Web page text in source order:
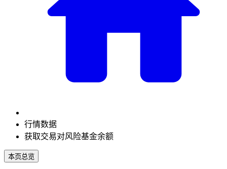
行情数据
获取交易对风险基金余额
本页总览